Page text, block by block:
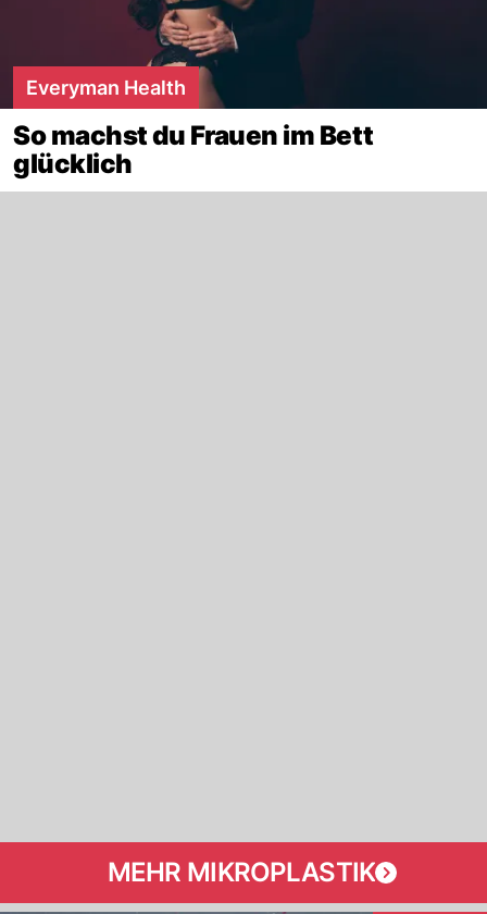
Everyman Health
So machst du Frauen im Bett
glücklich
MEHR MIKROPLASTIK